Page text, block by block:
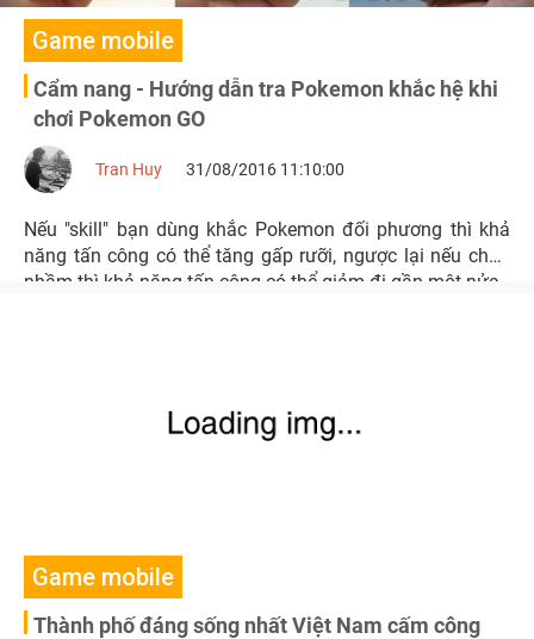
Game mobile
Cẩm nang - Hướng dẫn tra Pokemon khắc hệ khi
chơi Pokemon GO
Tran Huy 31/08/2016 11:10:00
Nếu "skill" bạn dùng khắc Pokemon đối phương thì khả
năng tấn công có thể tăng gấp rưỡi, ngược lại nếu chọn
nhầm thì khả năng tấn công có thể giảm đi gần một nửa.
Game mobile
Thành phố đáng sống nhất Việt Nam cấm công